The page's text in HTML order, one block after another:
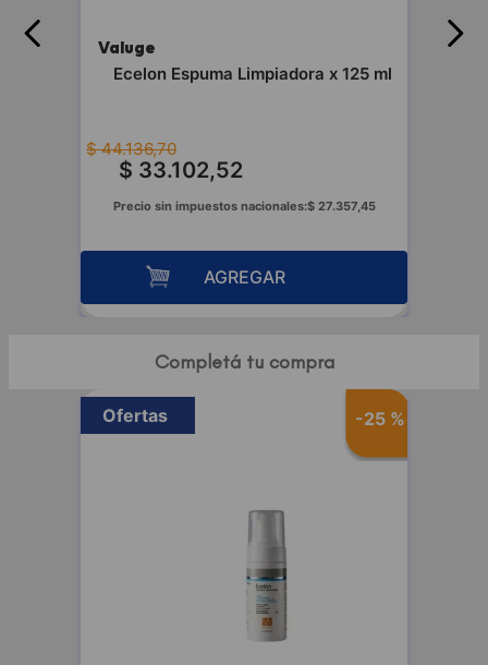
Valuge
Ecelon Espuma Limpiadora x 125 ml
$ 44.136,70
$ 33.102,52
Precio sin impuestos nacionales:$ 27.357,45
AGREGAR
Completá tu compra
-25 %
Ofertas